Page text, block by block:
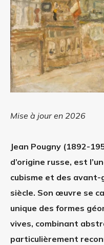
Mise à jour en 2026
Jean Pougny (1892-
d’origine russe, est
cubisme et des avant-
siècle. Son œuvre se
unique des formes
vives, combinant
particulièrement